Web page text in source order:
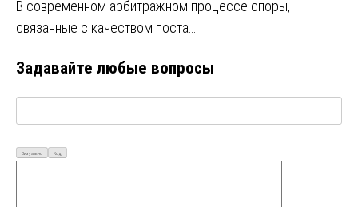
В современном арбитражном процессе споры,
связанные с качеством поста…
Задавайте любые вопросы
Визуально Код